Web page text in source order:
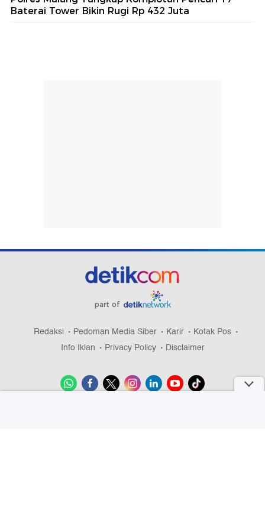
Baterai Tower Bikin Rugi Rp 432 Juta
part of
Redaksi Pedoman Media Siber Karir
Kotak Pos
Info Iklan
Privacy Policy Disclaimer